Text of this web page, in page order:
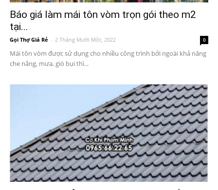
Báo giá làm mái tôn vòm trọn gói theo m2
tại...
Gọi Thợ Giá Rẻ - 2 Tháng Mười Một, 2022 0
Mái tôn vòm được sử dụng cho nhiều công trình bởi ngoài khả năng
che nắng, mưa, gió bụi thì...